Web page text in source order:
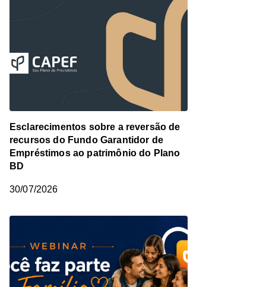
Esclarecimentos sobre a reversão de
recursos do Fundo Garantidor de
Empréstimos ao patrimônio do Plano
BD
30/07/2026